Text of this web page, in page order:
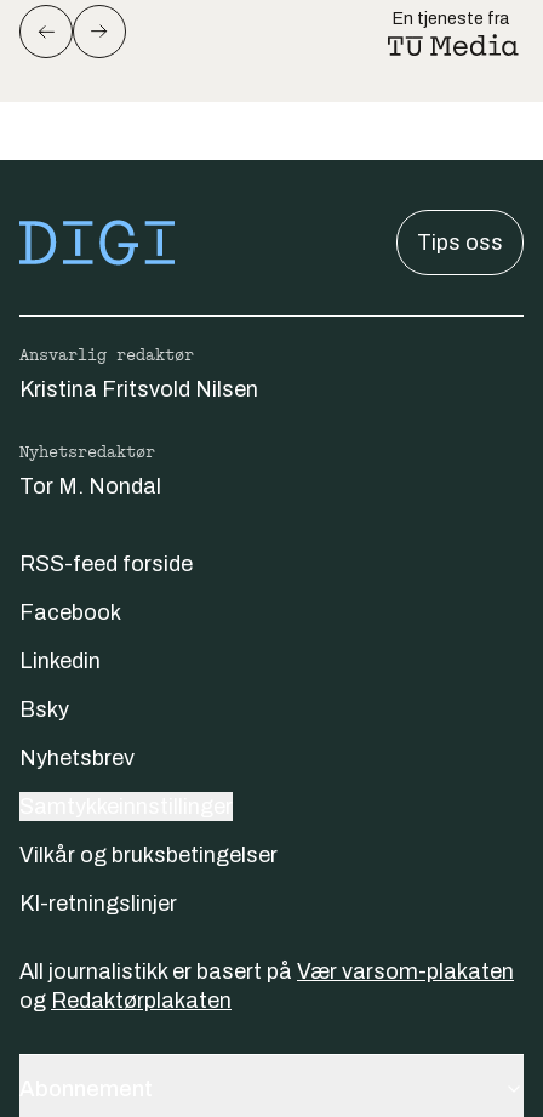
En tjeneste fra
Tips oss
Ansvarlig redaktør
Kristina Fritsvold Nilsen
Nyhetsredaktør
Tor M. Nondal
RSS-feed forside
Facebook
Linkedin
Bsky
Nyhetsbrev
Vilkår og bruksbetingelser
KI-retningslinjer
All journalistikk er basert på Vær varsom-plakaten
og Redaktørplakaten